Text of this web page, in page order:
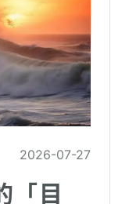
2026-07-27
「目